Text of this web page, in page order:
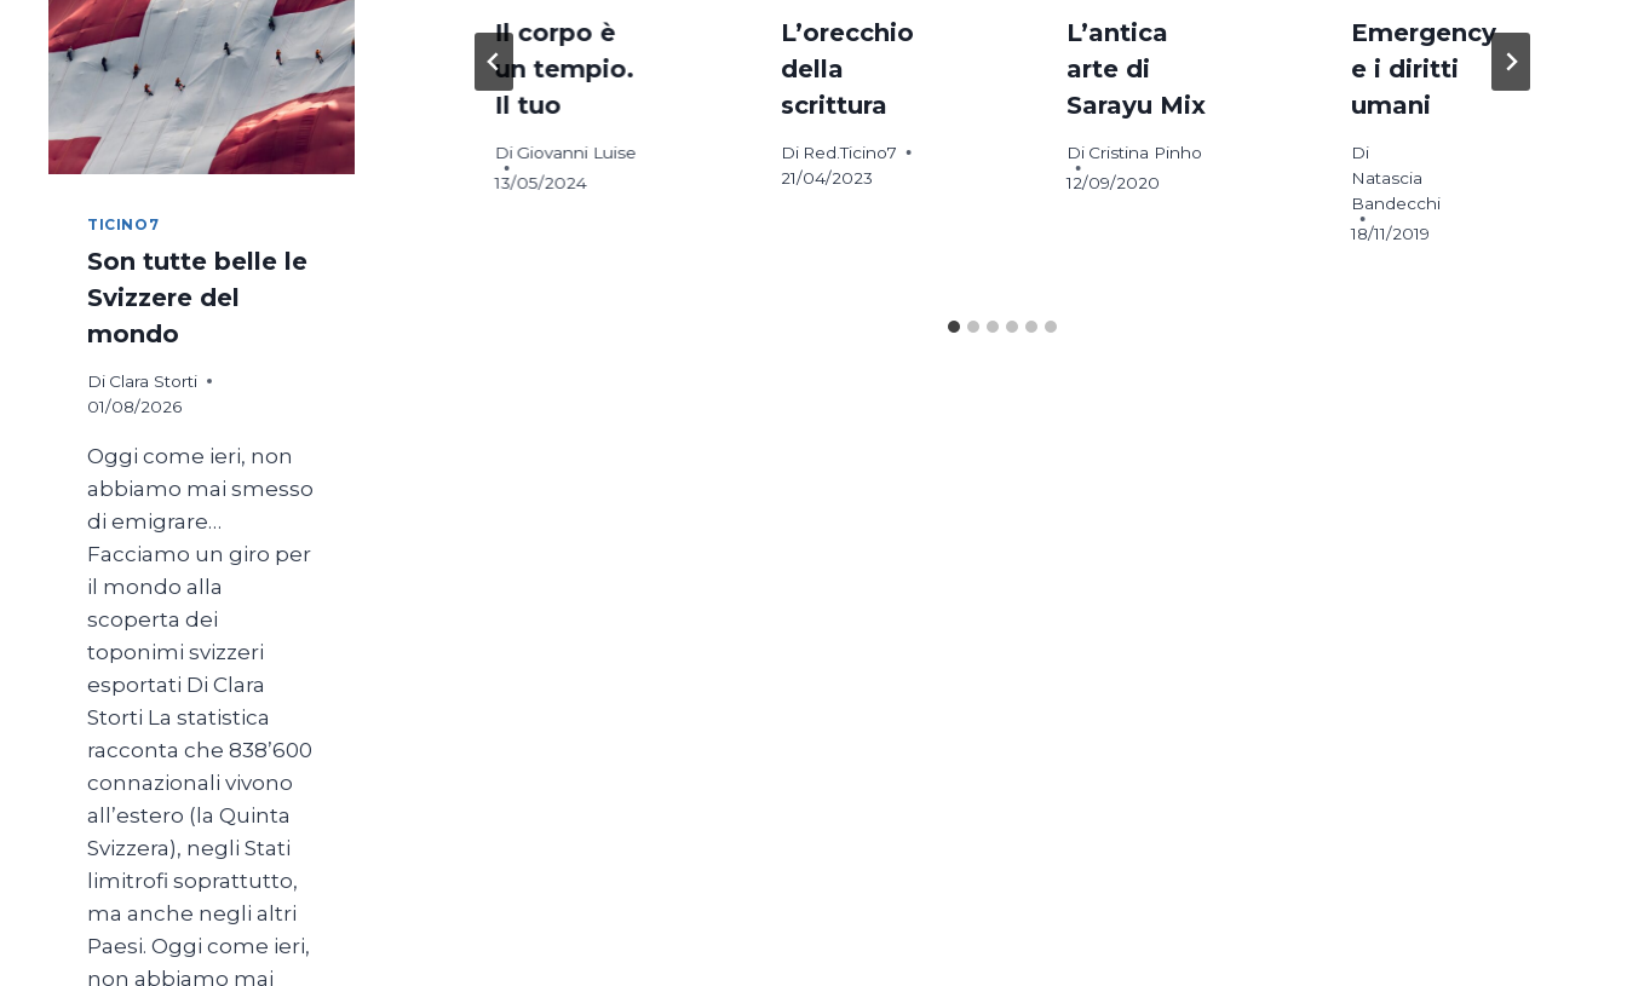
di
in
Broadcast.
Fine delle
trasmissioni
Di
Giancarlo
Il corpo è
un tempio.
Il tuo
Di Giovanni Luise
13/05/2024
L’orecchio
della
scrittura
Di Red.Ticino7
21/04/2023
L’antica
arte di
Sarayu Mix
Di Cristina Pinho
12/09/2020
Emergency
e i diritti
umani
Di
Natascia
Bandecchi
18/11/2019
TICINO7
Son tutte belle le
Svizzere del
mondo
Di Clara Storti
01/08/2026
Oggi come ieri, non
abbiamo mai smesso
di emigrare…
Facciamo un giro per
il mondo alla
scoperta dei
toponimi svizzeri
esportati Di Clara
Storti La statistica
racconta che 838’600
connazionali vivono
all’estero (la Quinta
Svizzera), negli Stati
limitrofi soprattutto,
ma anche negli altri
Paesi. Oggi come ieri,
non abbiamo mai